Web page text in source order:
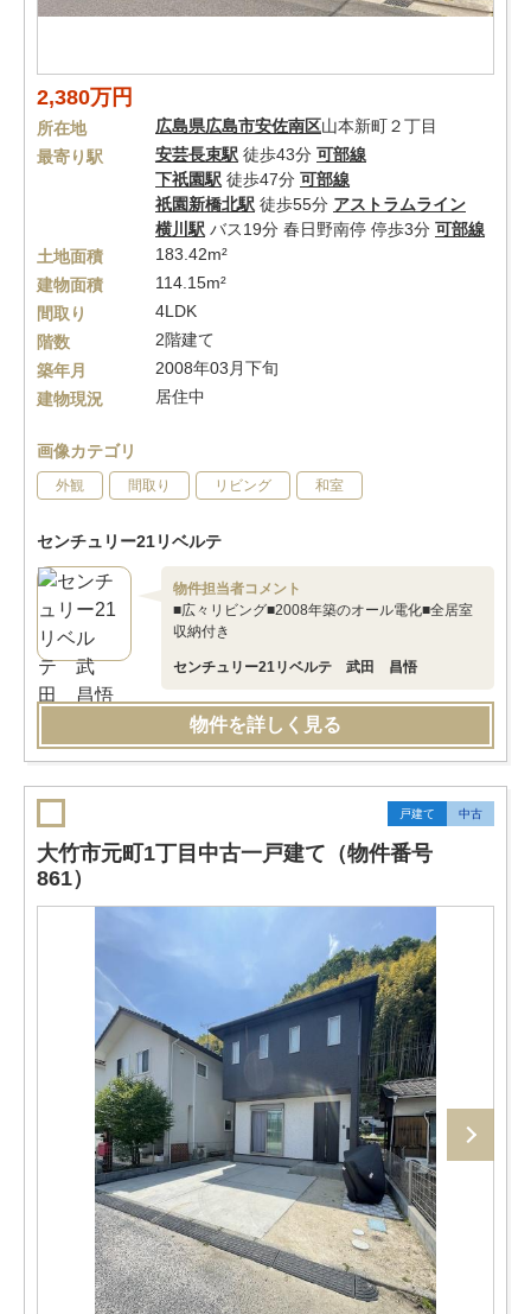
2,380万円
所在地 広島県広島市安佐南区山本新町２丁目
最寄り駅
安芸長束駅 徒歩43分 可部線
下祇園駅 徒歩47分 可部線
祇園新橋北駅 徒歩55分 アストラムライン
横川駅 バス19分 春日野南停 停歩3分 可部線
土地面積
183.42m²
建物面積
114.15m²
間取り
4LDK
階数
2階建て
築年月
2008年03月下旬
建物現況
居住中
画像カテゴリ
外観 間取り リビング 和室
センチュリー21リベルテ
物件担当者コメント
■広々リビング■2008年築のオール電化■全居室
収納付き
センチュリー21リベルテ 武田 昌悟
物件を詳しく見る
戸建て 中古
大竹市元町1丁目中古一戸建て（物件番号
861）